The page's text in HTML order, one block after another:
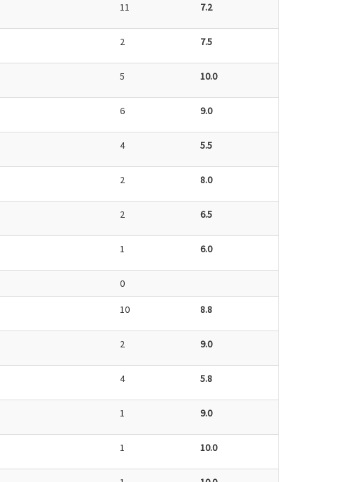
11 7.2
2 7.5
5 10.0
6 9.0
4 5.5
2 8.0
2 6.5
1 6.0
0
10 8.8
2 9.0
4 5.8
1 9.0
1 10.0